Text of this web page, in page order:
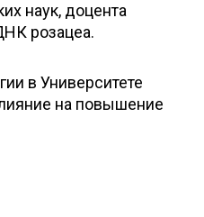
наук, доцента
розацеа.
в Университете
на повышение